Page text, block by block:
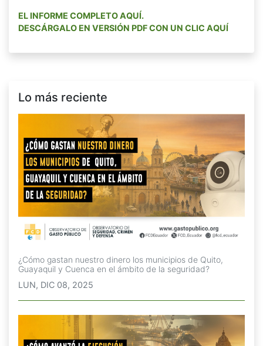
EL INFORME COMPLETO AQUÍ.
DESCÁRGALO EN VERSIÓN PDF CON UN CLIC AQUÍ
Lo más reciente
¿Cómo gastan nuestro dinero los municipios de Quito,
Guayaquil y Cuenca en el ámbito de la seguridad?
LUN, DIC 08, 2025